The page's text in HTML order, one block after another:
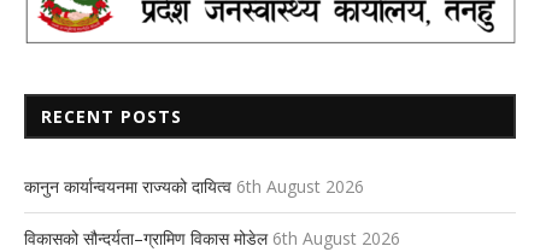
RECENT POSTS
कानुन कार्यान्वयनमा राज्यको दायित्व 6th August 2026
विकासको सौन्दर्यता–ग्रामिण विकास मोडेल 6th August 2026